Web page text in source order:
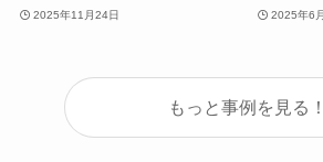
2025年11月24日 2025年6
もっと事例を見る！